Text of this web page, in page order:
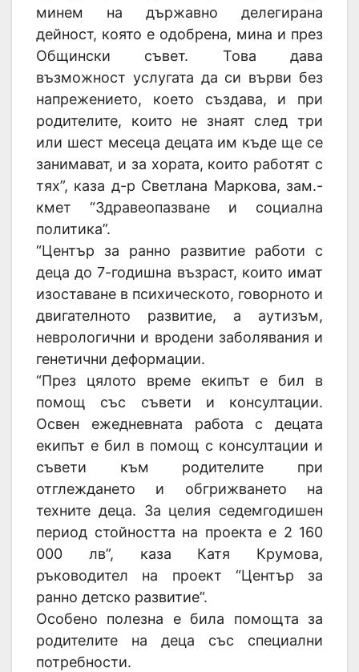
минем на държавно делегирана
дейност, която е одобрена, мина и през
Общински съвет. Това дава
възможност услугата да си върви без
напрежението, което създава, и при
родителите, които не знаят след три
или шест месеца децата им къде ще се
занимават, и за хората, които работят с
тях”, каза д-р Светлана Маркова, зам.-
кмет “Здравеопазване и социална
политика”.
“Център за ранно развитие работи с
деца до 7-годишна възраст, които имат
изоставане в психическото, говорното и
двигателното развитие, а аутизъм,
неврологични и вродени заболявания и
генетични деформации.
“През цялото време екипът е бил в
помощ със съвети и консултации.
Освен ежедневната работа с децата
екипът е бил в помощ с консултации и
съвети към родителите при
отглеждането и обгрижването на
техните деца. За целия седемгодишен
период стойността на проекта е 2 160
000 лв”, каза Катя Крумова,
ръководител на проект “Център за
ранно детско развитие”.
Особено полезна е била помощта за
родителите на деца със специални
потребности.